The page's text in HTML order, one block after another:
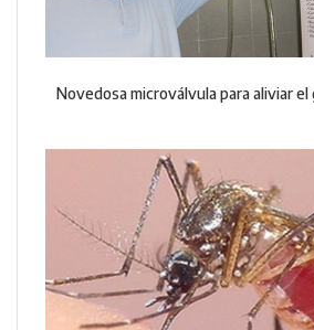
Novedosa microválvula para aliviar el